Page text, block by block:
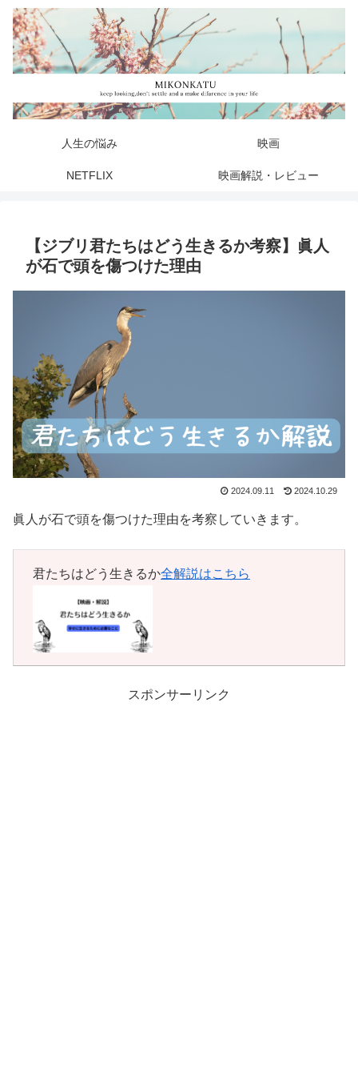
人生の悩み 映画
NETFLIX 映画解説・レビュー
【ジブリ君たちはどう生きるか考察】眞人
が石で頭を傷つけた理由
2024.09.11 2024.10.29
眞人が石で頭を傷つけた理由を考察していきます。
君たちはどう生きるか全解説はこちら
スポンサーリンク